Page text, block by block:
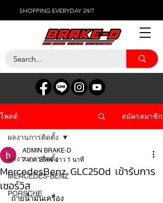
SHOPPING EVERYDAY 24/7
โพสต์ สมัครสมาชิก
ผลงานการติดตั้ง
MERCEDES-BENZ
PORSCHE
ผลงานการติดตั้ง
MercedesBenz GLC250d เข้ารับการ
เซอร์วิส
ADMIN BRAKE-D
7 ส.ค. 2566 ยาว 1 นาที
ถ่ายน้ำมันเครื่อง